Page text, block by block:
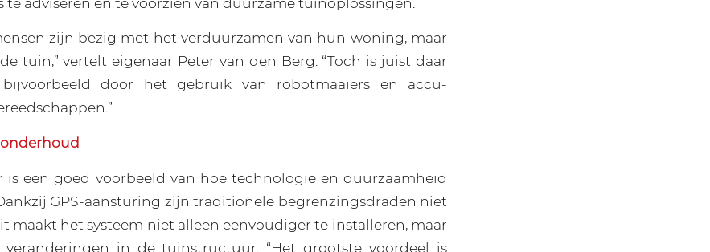
zijn bezig met het verduurzamen van hun woning, maar
tuin,” vertelt eigenaar Peter van den Berg. “Toch is juist daar
door het gebruik van robotmaaiers en accu-
is een goed voorbeeld van hoe technologie en duurzaamheid
GPS-aansturing zijn traditionele begrenzingsdraden niet
maakt het systeem niet alleen eenvoudiger te installeren, maar
in de tuinstructuur. “Het grootste voordeel is